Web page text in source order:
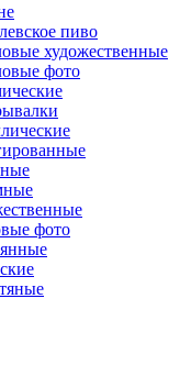
пиво
художественные
фото
фото